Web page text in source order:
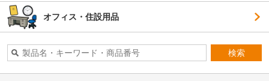
オフィス・住設用品
検索